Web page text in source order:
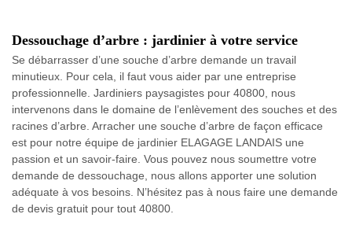
Dessouchage d’arbre : jardinier à votre service
Se débarrasser d’une souche d’arbre demande un travail
minutieux. Pour cela, il faut vous aider par une entreprise
professionnelle. Jardiniers paysagistes pour 40800, nous
intervenons dans le domaine de l’enlèvement des souches et des
racines d’arbre. Arracher une souche d’arbre de façon efficace
est pour notre équipe de jardinier ELAGAGE LANDAIS une
passion et un savoir-faire. Vous pouvez nous soumettre votre
demande de dessouchage, nous allons apporter une solution
adéquate à vos besoins. N’hésitez pas à nous faire une demande
de devis gratuit pour tout 40800.